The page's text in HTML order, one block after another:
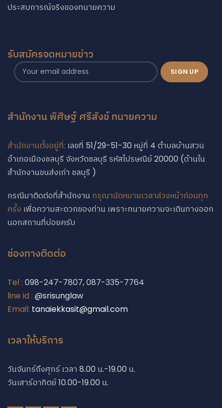
ประสบการณ์จริงของทนายความ
รับสมัครจดหมายข่าว
สำนักงาน พิศิษฐ์ ศรีสังข์ ทนายความ
สำนักงานตั้งอยู่ที่: เลขที่ 51/29-51-30 หมู่ที่ 4 ตำบลบ้านสวน
อำเภอเมืองชลบุรี จังหวัดชลบุรี รหัสไปรษณีย์ 20000 (ด้านใน
สำนักงานขนส่งเก่า ชลบุรี )
กรณีมาติดต่อที่สำนักงาน กรุณานัดหมายเวลาล่วงหน้าก่อนทุก
ครั้ง เพื่อความสะดวกของท่าน เพราะทนายความจะเดินทางออก
นอกสถานที่บ่อยครับ
ช่องทางติดต่อ
Tel : 098-247-7807, 087-335-7764
line id : @srisunglaw
Email: tanaiekkasit@gmail.com
เวลาให้บริการ
วันจันทร์ถึงศุกร์ เวลา 8.00 น.-19.00 น.
วันเสาร์อาทิตย์ 10.00-19.00 น.